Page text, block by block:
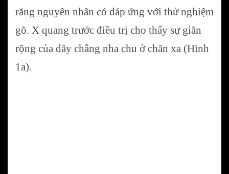
răng nguyên nhân có đáp ứng với thử nghiệm
gõ. X quang trước điều trị cho thấy sự giãn
rộng của dây chằng nha chu ở chân xa (Hình
1a).